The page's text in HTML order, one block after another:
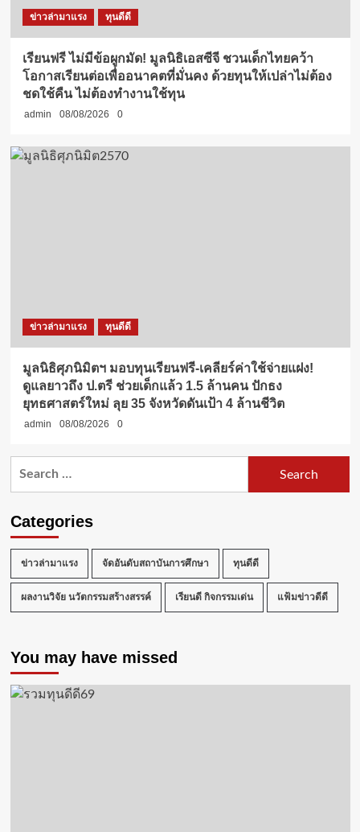
ข่าวล่ามาแรง ทุนดีดี
เรียนฟรี ไม่มีข้อผูกมัด! มูลนิธิเอสซีจี ชวนเด็กไทยคว้า
โอกาสเรียนต่อเพื่ออนาคตที่มั่นคง ด้วยทุนให้เปล่าไม่ต้อง
ชดใช้คืน ไม่ต้องทำงานใช้ทุน
admin 08/08/2026 0
ข่าวล่ามาแรง ทุนดีดี
มูลนิธิศุภนิมิตฯ มอบทุนเรียนฟรี-เคลียร์ค่าใช้จ่ายแฝง!
ดูแลยาวถึง ป.ตรี ช่วยเด็กแล้ว 1.5 ล้านคน ปักธง
ยุทธศาสตร์ใหม่ ลุย 35 จังหวัดดันเป้า 4 ล้านชีวิต
admin 08/08/2026 0
Categories
ข่าวล่ามาแรง จัดอันดับสถาบันการศึกษา ทุนดีดี
ผลงานวิจัย นวัตกรรมสร้างสรรค์ เรียนดี กิจกรรมเด่น แฟ้มข่าวดีดี
You may have missed